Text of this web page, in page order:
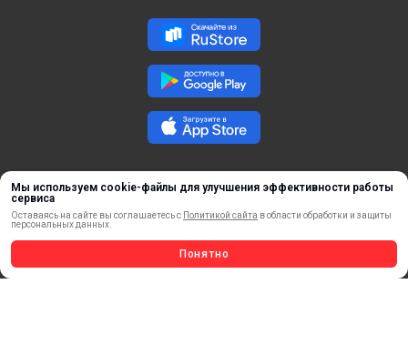
Мы используем cookie-файлы для улучшения эффективности работы
сервиса
Оставаясь на сайте вы соглашаетесь с Политикой сайта в области обработки и защиты
персональных данных.
Понятно
ОБРАТНАЯ СВЯЗЬ